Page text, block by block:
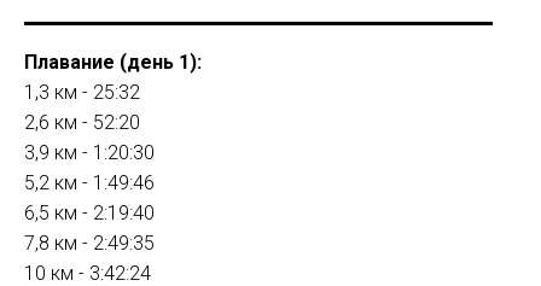
Плавание (день 1):
1,3 км - 25:32
2,6 км - 52:20
3,9 км - 1:20:30
5,2 км - 1:49:46
6,5 км - 2:19:40
7,8 км - 2:49:35
10 км - 3:42:24